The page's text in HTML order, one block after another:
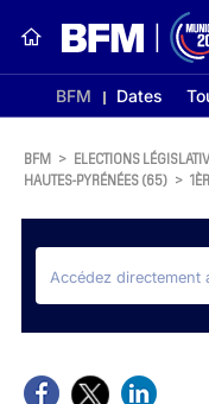
BFM Dates
BFM > ELECTIONS
HAUTES-PYRÉNÉES (65) >